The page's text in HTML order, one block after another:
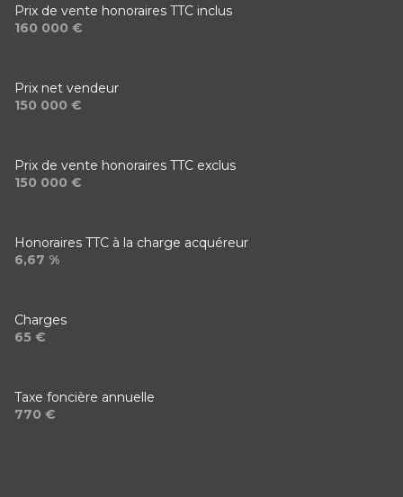
Prix de vente honoraires TTC inclus
160 000 €
Prix net vendeur
150 000 €
Prix de vente honoraires TTC exclus
150 000 €
Honoraires TTC à la charge acquéreur
6,67 %
Charges
65 €
Taxe foncière annuelle
770 €